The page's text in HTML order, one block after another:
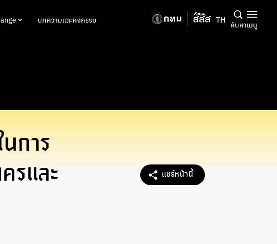
บทความและกิจกรรม TH ค้นหาเมนู
การ
รและ
แชร์หน้านี้